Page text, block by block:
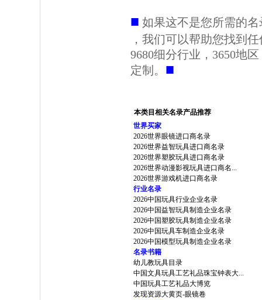
■ 如果这不是您所需的
，我们可以帮助您找到
9680细分行业，3650地
定制。 ■
本类目相关名录产品推荐
世界买家
2026世界眼镜进口商名录
2026世界益智玩具进口商名录
2026世界塑胶玩具进口商名录
2026世界动漫影视玩具进口商名...
2026世界游戏机进口商名录
行业名录
2026中国玩具行业企业名录
2026中国益智玩具制造企业名录
2026中国塑胶玩具制造企业名录
2026中国玩具车制造企业名录
2026中国模型玩具制造企业名录
名录书籍
幼儿教玩具目录
中国文具玩具工艺礼品珠宝钟表大...
中国玩具工艺礼品大博览
发现资源大黄页-眼镜卷